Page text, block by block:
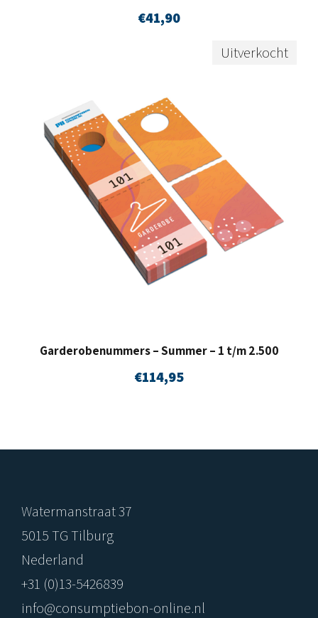
€41,90
Uitverkocht
Garderobenummers – Summer – 1 t/m 2.500
€114,95
Watermanstraat 37
5015 TG Tilburg
Nederland
+31 (0)13-5426839
info@consumptiebon-online.nl